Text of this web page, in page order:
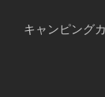
キャンピング